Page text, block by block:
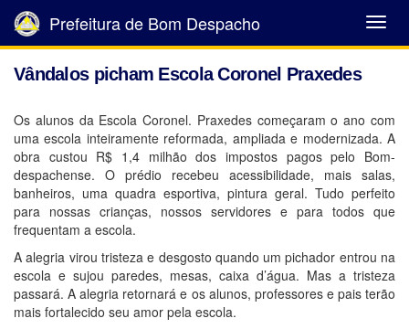
Abrir
Menu
Prefeitura de Bom Despacho
Vândalos picham Escola Coronel Praxedes
Os alunos da Escola Coronel. Praxedes começaram o ano com
uma escola inteiramente reformada, ampliada e modernizada. A
obra custou R$ 1,4 milhão dos impostos pagos pelo Bom-
despachense. O prédio recebeu acessibilidade, mais salas,
banheiros, uma quadra esportiva, pintura geral. Tudo perfeito
para nossas crianças, nossos servidores e para todos que
frequentam a escola.
A alegria virou tristeza e desgosto quando um pichador entrou na
escola e sujou paredes, mesas, caixa d’água. Mas a tristeza
passará. A alegria retornará e os alunos, professores e pais terão
mais fortalecido seu amor pela escola.